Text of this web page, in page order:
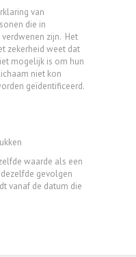
van
die in
zijn. Het
zekerheid weet dat
mogelijk is om hun
niet kon
geïdentificeerd.
waarde als een
gevolgen
vanaf de datum die